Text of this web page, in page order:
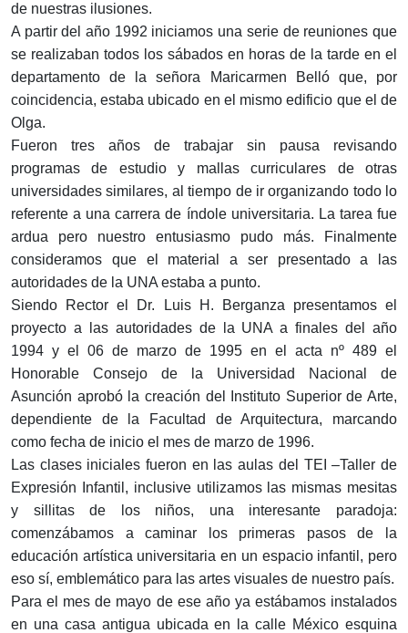
de nuestras ilusiones.
A partir del año 1992 iniciamos una serie de reuniones que
se realizaban todos los sábados en horas de la tarde en el
departamento de la señora Maricarmen Belló que, por
coincidencia, estaba ubicado en el mismo edificio que el de
Olga.
Fueron tres años de trabajar sin pausa revisando
programas de estudio y mallas curriculares de otras
universidades similares, al tiempo de ir organizando todo lo
referente a una carrera de índole universitaria. La tarea fue
ardua pero nuestro entusiasmo pudo más. Finalmente
consideramos que el material a ser presentado a las
autoridades de la UNA estaba a punto.
Siendo Rector el Dr. Luis H. Berganza presentamos el
proyecto a las autoridades de la UNA a finales del año
1994 y el 06 de marzo de 1995 en el acta nº 489 el
Honorable Consejo de la Universidad Nacional de
Asunción aprobó la creación del Instituto Superior de Arte,
dependiente de la Facultad de Arquitectura, marcando
como fecha de inicio el mes de marzo de 1996.
Las clases iniciales fueron en las aulas del TEI –Taller de
Expresión Infantil, inclusive utilizamos las mismas mesitas
y sillitas de los niños, una interesante paradoja:
comenzábamos a caminar los primeras pasos de la
educación artística universitaria en un espacio infantil, pero
eso sí, emblemático para las artes visuales de nuestro país.
Para el mes de mayo de ese año ya estábamos instalados
en una casa antigua ubicada en la calle México esquina